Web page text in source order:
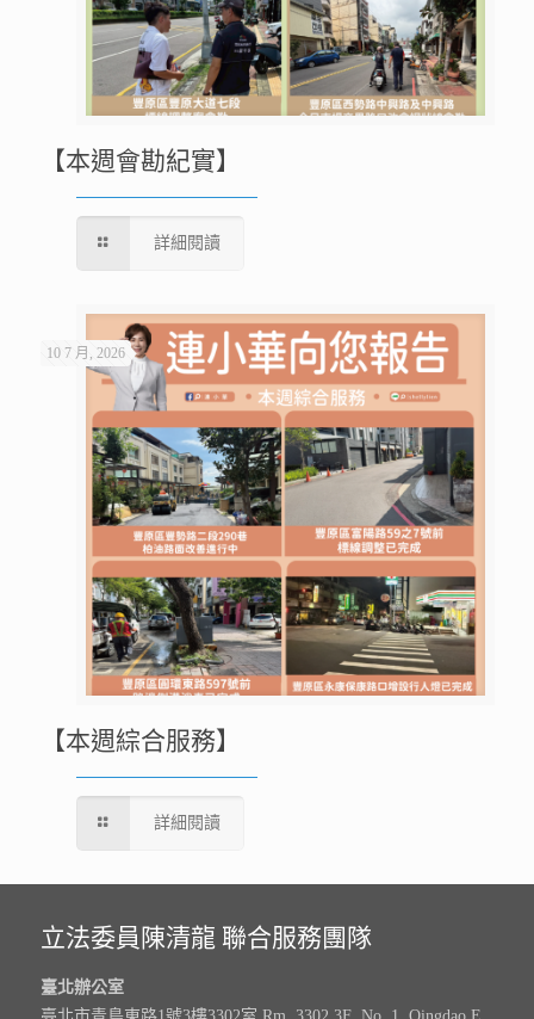
【本週會勘紀實】
詳細閱讀
10 7 月, 2026
【本週綜合服務】
詳細閱讀
立法委員陳清龍 聯合服務團隊
臺北辦公室